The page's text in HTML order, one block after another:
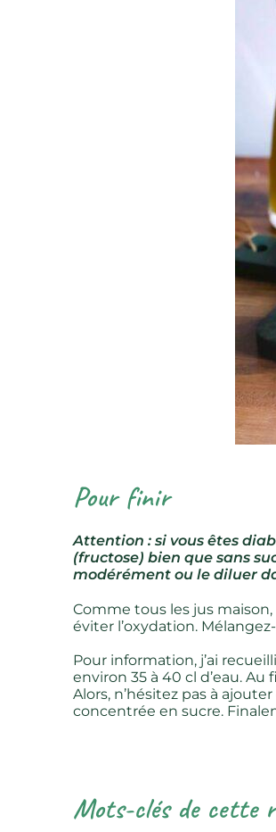
Pour finir
Attention : si vous êtes
(fructose) bien que sans
modérément ou le diluer
Comme tous les jus
éviter l’oxydation.
Pour information, j’ai
environ 35 à 40 cl d’eau. Au
Alors, n’hésitez pas à
concentrée en sucre.
Mots-clés de cette